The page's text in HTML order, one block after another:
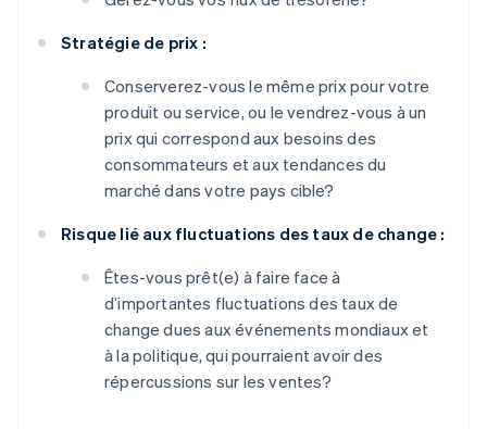
Stratégie de prix :
Conserverez-vous le même prix pour votre
produit ou service, ou le vendrez-vous à un
prix qui correspond aux besoins des
consommateurs et aux tendances du
marché dans votre pays cible?
Risque lié aux fluctuations des taux de change :
Êtes-vous prêt(e) à faire face à
d’importantes fluctuations des taux de
change dues aux événements mondiaux et
à la politique, qui pourraient avoir des
répercussions sur les ventes?